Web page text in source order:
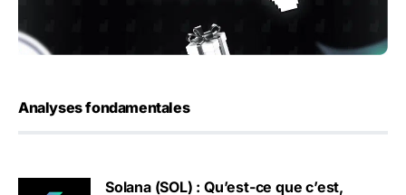
Analyses fondamentales
Solana (SOL) : Qu’est-ce que c’est,